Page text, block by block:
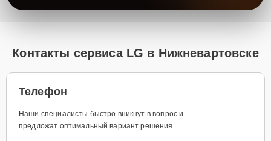
Контакты сервиса LG в Нижневартовске
Телефон
Наши специалисты быстро вникнут в вопрос и
предложат оптимальный вариант решения